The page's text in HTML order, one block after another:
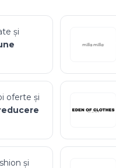
și
oferte și
și